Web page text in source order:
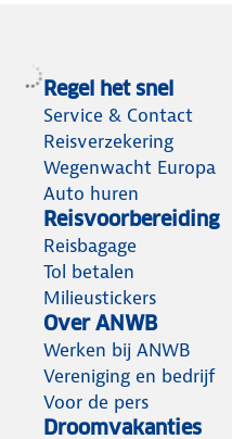
Regel het snel
Service & Contact
Reisverzekering
Wegenwacht Europa
Auto huren
Reisvoorbereiding
Reisbagage
Tol betalen
Milieustickers
Over ANWB
Werken bij ANWB
Vereniging en bedrijf
Voor de pers
Droomvakanties